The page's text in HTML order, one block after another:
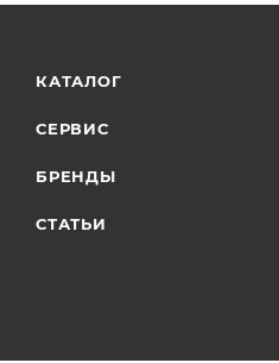
КАТАЛОГ
СЕРВИС
БРЕНДЫ
СТАТЬИ